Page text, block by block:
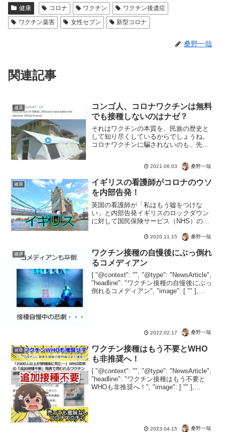
健康 コロナ ワクチン
ワクチン後遺症
ワクチン薬害
女性セブン 新型コロナ
桑野一哉
関連記事
健康
コンゴ人、コロナワクチンは無料
でも接種しないのはナゼ？
それはワクチンの本質を、民族の歴史と
して知り尽くしているからでしょうね。
コロナワクチンに騙されないのも、先人
すね。なによりこの動画アカウントが凍
結されています。人口削減、人工ウイル
スがバレたいま、まだ気が...
2021.06.03 桑野一哉
健康
イギリスの看護師がコロナのウソ
を内部告発！
英国の看護師が「私はもう嘘をつけな
い」と内部告発イギリスのロックダウン
に対して国民保険サービス（NHS）の看
う嘘をつくことができない」と語り、彼
画像を撮影したと説明して...
2020.11.15 桑野一哉
健康
ワクチン接種の自慢後にぶっ倒れ
るコメディアン
{ "@context": "", "@type": "NewsArticle",
"headline": "ワクチン接種の自慢後にぶっ
倒れるコメディアン", "image": [ "" ],
2022.02.17 桑野一哉
健康
ワクチン接種はもう不要とWHO
も非推奨へ！
{ "@context": "", "@type": "NewsArticle",
"headline": "ワクチン接種はもう不要と
WHOも非推奨へ！", "image": [ "" ],
2023.04.15 桑野一哉